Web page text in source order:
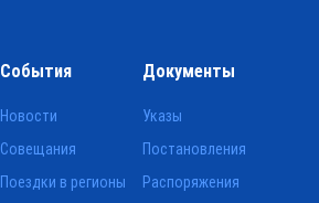
События
Новости
Совещания
Поездки в регионы
Документы
Указы
Постановления
Распоряжения